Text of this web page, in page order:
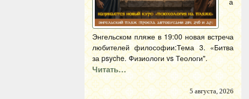
Энгельском пляже в 19:00 новая встреча
любителей философии:Тема 3. «Битва
за psyche. Физиологи vs Теологи".
Читать…
5 августа, 2026